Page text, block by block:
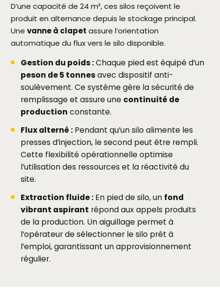
D’une capacité de 24 m³, ces silos reçoivent le
produit en alternance depuis le stockage principal.
Unevanne à clapet assure l’orientation
automatique du flux vers le silo disponible.
Gestion du poids :Chaque pied est équipé d’un
peson de 5 tonnesavec dispositif anti-
soulèvement. Ce système gère la sécurité de
remplissage et assure une continuité de
production constante.
Flux alterné : Pendant qu’un silo alimente les
presses d’injection, le second peut être rempli.
Cette flexibilité opérationnelle optimise
l’utilisation des ressources et la réactivité du
site.
Extraction fluide : En pied de silo, un fond
vibrant aspirant répond aux appels produits
de la production. Un aiguillage permet à
l’opérateur de sélectionner le silo prêt à
l’emploi, garantissant un approvisionnement
régulier.